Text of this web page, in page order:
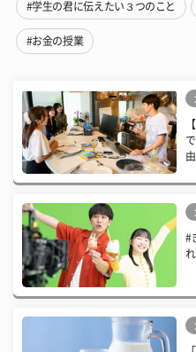
#学生の君に伝えたい３つのこと
#お金の授業
#